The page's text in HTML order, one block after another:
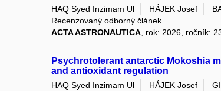
HAQ Syed Inzimam Ul HÁJEK Josef
Recenzovaný odborný článek
ACTA ASTRONAUTICA , rok: 2026, ročník:
Psychrotolerant antarctic Mokoshia
and antioxidant regulation
HAQ Syed Inzimam Ul HÁJEK Josef